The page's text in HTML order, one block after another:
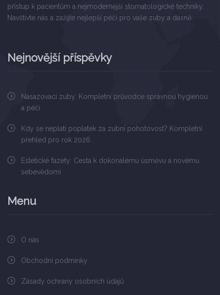
přístup k pacientům a nejmodernější stomatologické techniky.
Navštivte nás a zažijte nejlepší péči pro vaše zuby a dásně.
Nejnovější příspěvky
Nasazovací zuby: Kompletní průvodce správnou hygienou
a péčí
Kdy se neplatí poplatek za zubní pohotovost? Kompletní
přehled pro rok 2026
Estetické fazety: Cesta k dokonalému úsměvu a novému
sebevědomí
Menu
O nás
Obchodní podmínky
Zásady ochrany osobních údajů